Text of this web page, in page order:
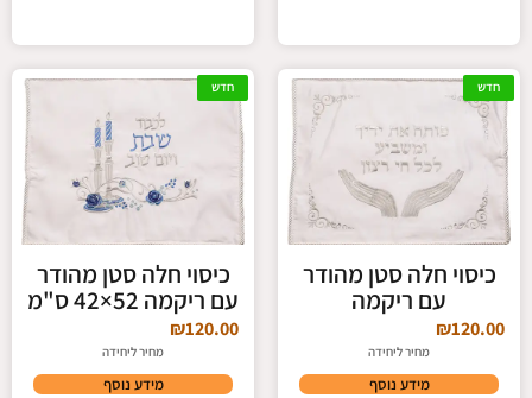
חדש
כיסוי חלה סטן מהודר
עם ריקמה
₪120.00
מחיר ליחידה
מידע נוסף
חדש
כיסוי חלה סטן מהודר
עם ריקמה 52×42 ס"מ
₪120.00
מחיר ליחידה
מידע נוסף